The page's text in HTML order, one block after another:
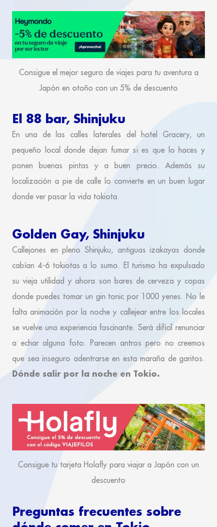
Consigue el mejor seguro de viajes para tu aventura a
Japón en otoño con un 5% de descuento
El 88 bar, Shinjuku
En una de las calles laterales del hotel Gracery, un
pequeño local donde dejan fumar si es que lo haces y
ponen buenas pintas y a buen precio. Además su
localización a pie de calle lo convierte en un buen lugar
donde ver pasar la vida tokiota.
Golden Gay, Shinjuku
Callejones en pleno Shinjuku, antiguas izakayas donde
cabían 4-6 tokiotas a lo sumo. El turismo ha expulsado
su vieja utilidad y ahora son bares de cerveza y copas
donde puedes tomar un gin tonic por 1000 yenes. No le
falta animación por la noche y callejear entre los locales
se vuelve una experiencia fascinante. Será difícil renunciar
a echar alguna foto. Parecen antros pero no creemos
que sea inseguro adentrarse en esta maraña de garitos.
Dónde salir por la noche en Tokio.
Consigue tu tarjeta Holafly para viajar a Japón con un
descuento
Preguntas frecuentes sobre